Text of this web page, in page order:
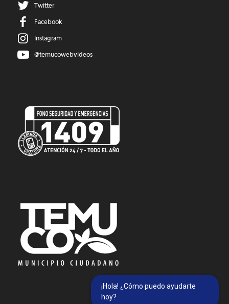
Twitter
Facebook
Instagram
@temucowebvideos
¡Hola! ¿Cómo puedo ayudarte
hoy?